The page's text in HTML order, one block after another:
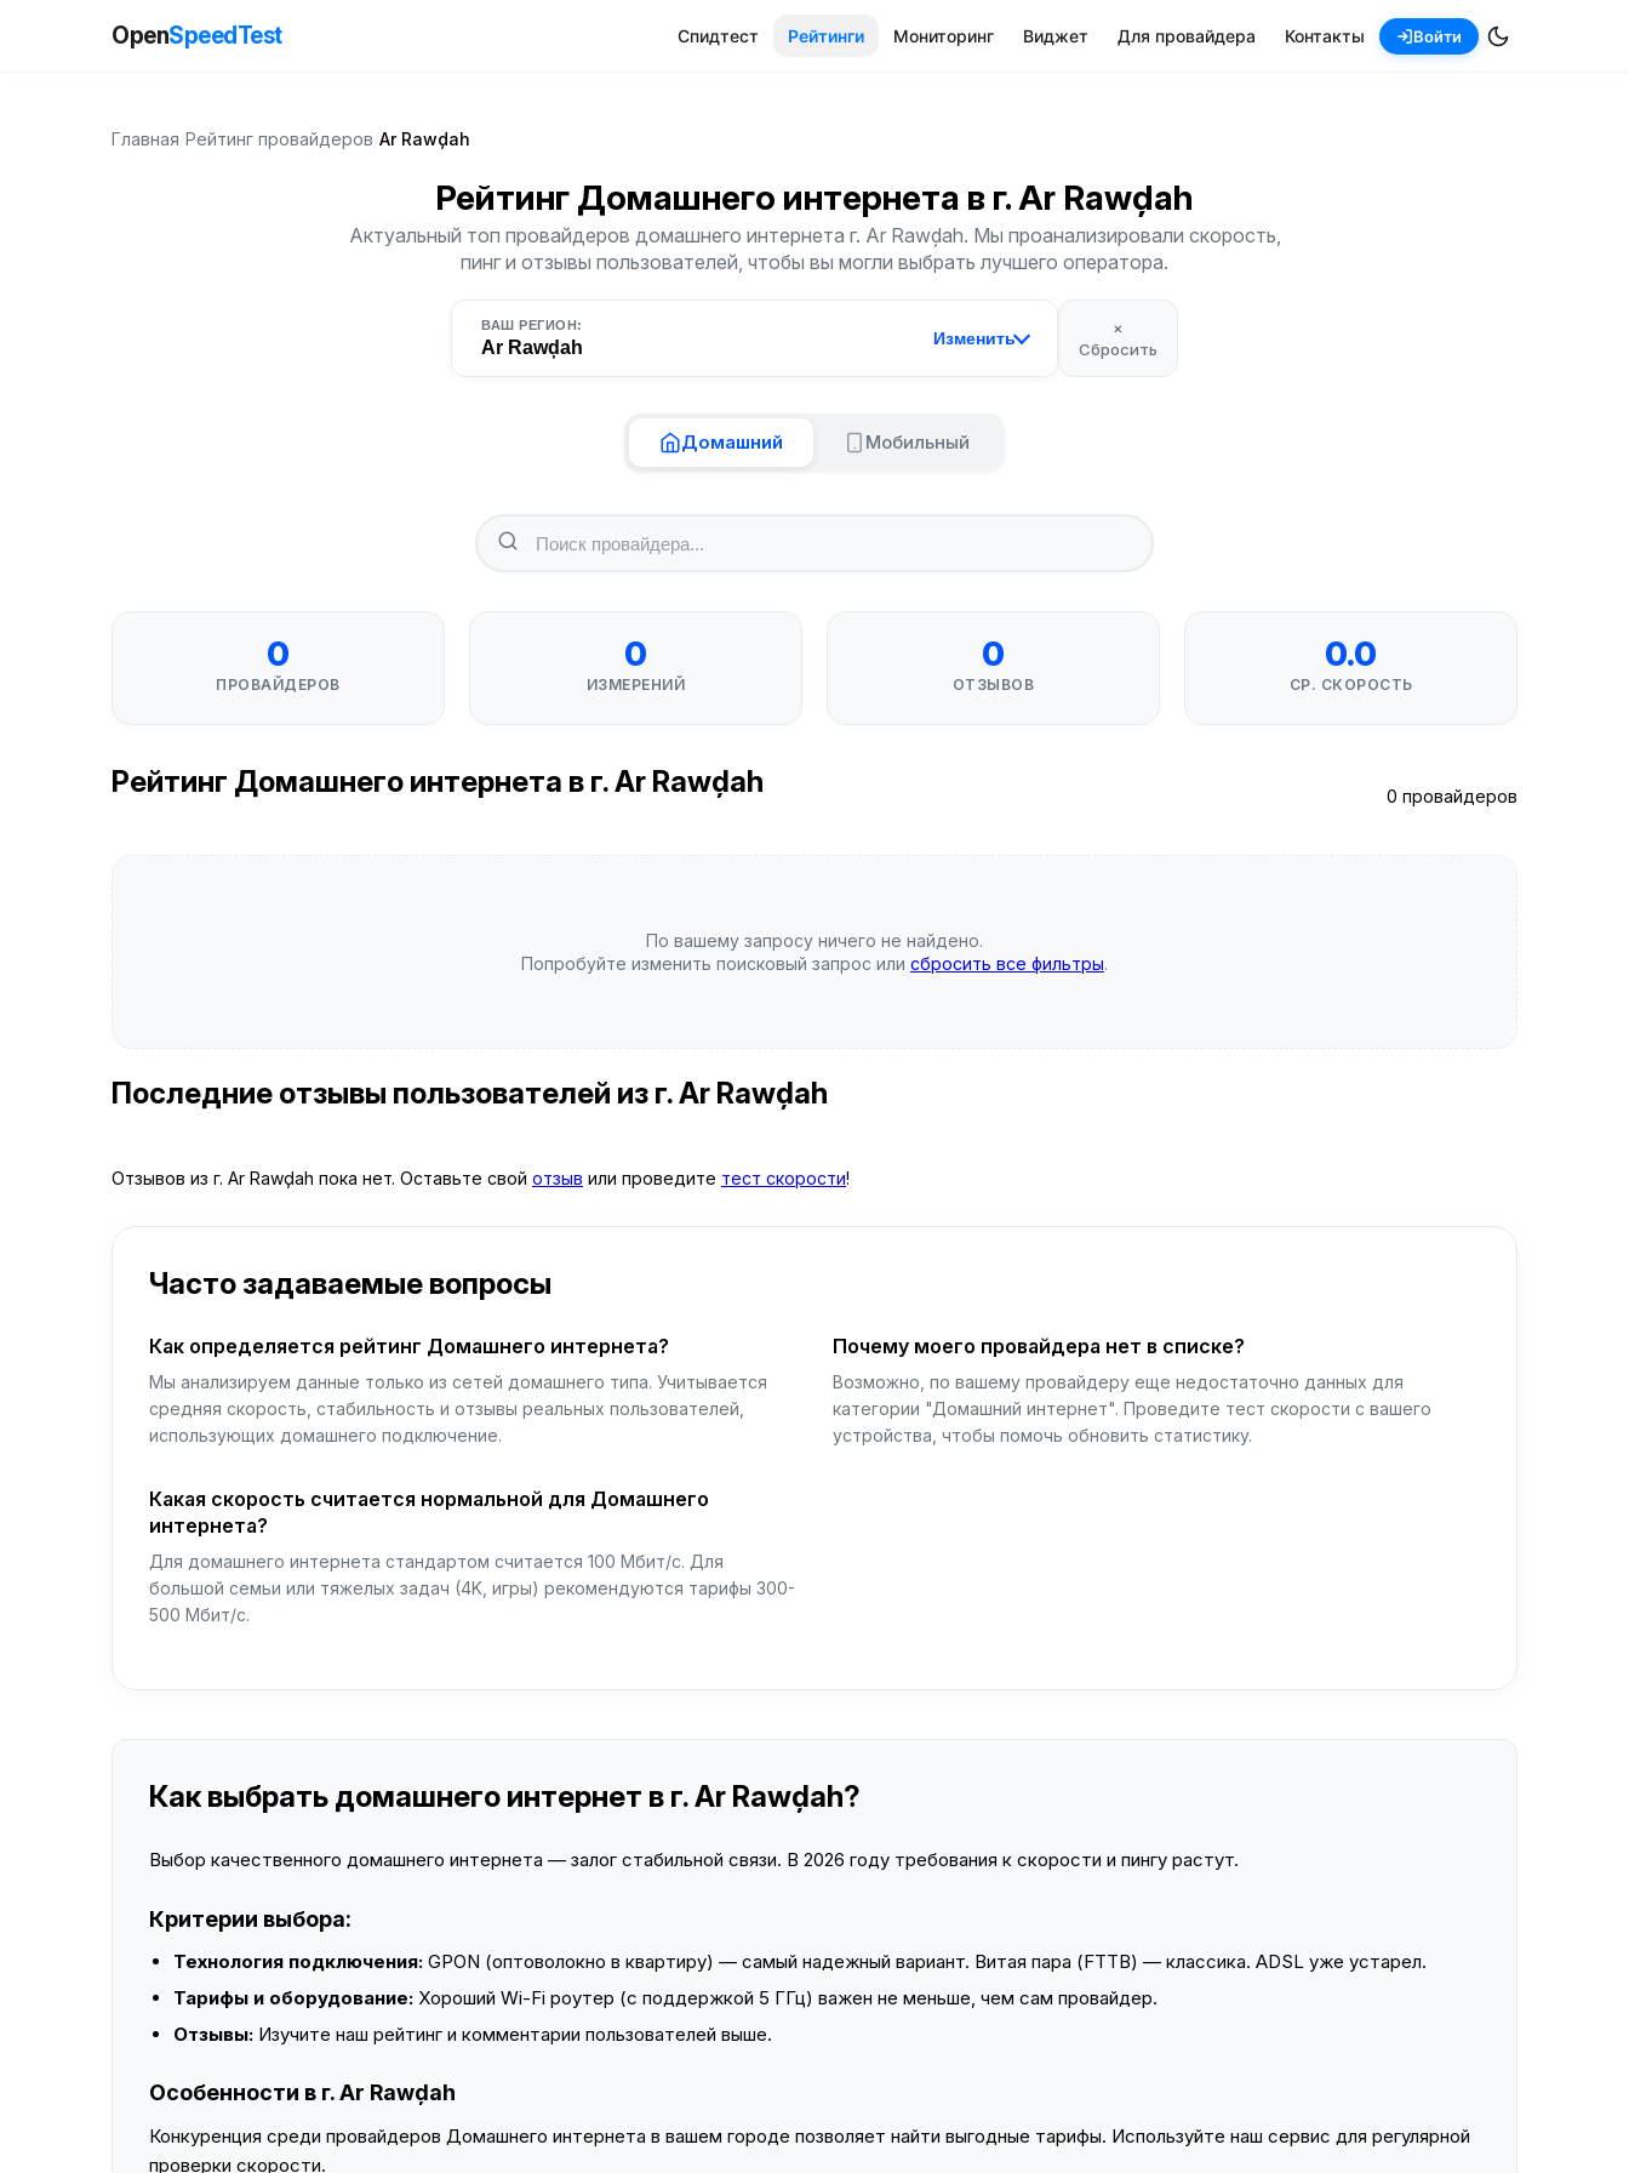
OpenSpeedTest Спидтест Рейтинги Мониторинг Виджет Для провайдера Контакты Войти
Главная Рейтинг провайдеров Ar Rawḑah
Рейтинг Домашнего интернета в г. Ar Rawḑah
Актуальный топ провайдеров домашнего интернета г. Ar Rawḑah. Мы проанализировали скорость,
пинг и отзывы пользователей, чтобы вы могли выбрать лучшего оператора.
ВАШ РЕГИОН:
Ar Rawḑah Изменить
×
Сбросить
Домашний Мобильный
0
ПРОВАЙДЕРОВ
0
ИЗМЕРЕНИЙ
0
ОТЗЫВОВ
0.0
СР. СКОРОСТЬ
Рейтинг Домашнего интернета в г. Ar Rawḑah 0 провайдеров
По вашему запросу ничего не найдено.
Попробуйте изменить поисковый запрос или сбросить все фильтры.
Последние отзывы пользователей из г. Ar Rawḑah
Отзывов из г. Ar Rawḑah пока нет. Оставьте свой отзыв или проведите тест скорости!
Часто задаваемые вопросы
Как определяется рейтинг Домашнего интернета?
Мы анализируем данные только из сетей домашнего типа. Учитывается
средняя скорость, стабильность и отзывы реальных пользователей,
использующих домашнего подключение.
Почему моего провайдера нет в списке?
Возможно, по вашему провайдеру еще недостаточно данных для
категории "Домашний интернет". Проведите тест скорости с вашего
устройства, чтобы помочь обновить статистику.
Какая скорость считается нормальной для Домашнего
интернета?
Для домашнего интернета стандартом считается 100 Мбит/с. Для
большой семьи или тяжелых задач (4K, игры) рекомендуются тарифы 300-
500 Мбит/с.
Как выбрать домашнего интернет в г. Ar Rawḑah?
Выбор качественного домашнего интернета — залог стабильной связи. В 2026 году требования к скорости и пингу растут.
Критерии выбора:
Технология подключения: GPON (оптоволокно в квартиру) — самый надежный вариант. Витая пара (FTTB) — классика. ADSL уже устарел.
Тарифы и оборудование: Хороший Wi-Fi роутер (с поддержкой 5 ГГц) важен не меньше, чем сам провайдер.
Отзывы: Изучите наш рейтинг и комментарии пользователей выше.
Особенности в г. Ar Rawḑah
Конкуренция среди провайдеров Домашнего интернета в вашем городе позволяет найти выгодные тарифы. Используйте наш сервис для регулярной
проверки скорости.